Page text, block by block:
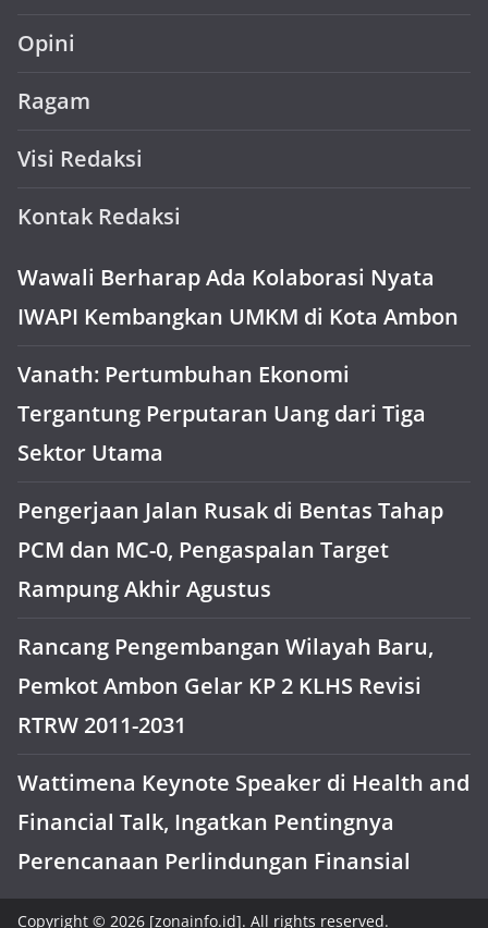
Opini
Ragam
Visi Redaksi
Kontak Redaksi
Wawali Berharap Ada Kolaborasi Nyata
IWAPI Kembangkan UMKM di Kota Ambon
Vanath: Pertumbuhan Ekonomi
Tergantung Perputaran Uang dari Tiga
Sektor Utama
Pengerjaan Jalan Rusak di Bentas Tahap
PCM dan MC-0, Pengaspalan Target
Rampung Akhir Agustus
Rancang Pengembangan Wilayah Baru,
Pemkot Ambon Gelar KP 2 KLHS Revisi
RTRW 2011-2031
Wattimena Keynote Speaker di Health and
Financial Talk, Ingatkan Pentingnya
Perencanaan Perlindungan Finansial
Copyright © 2026 [zonainfo.id]. All rights reserved.